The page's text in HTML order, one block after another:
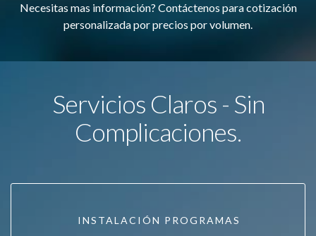
Necesitas mas información? Contáctenos para cotización
personalizada por precios por volumen.
Servicios Claros - Sin
Complicaciones.
INSTALACIÓN PROGRAMAS